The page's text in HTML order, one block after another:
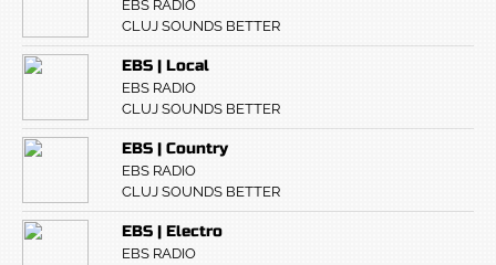
EBS RADIO
CLUJ SOUNDS BETTER
EBS | Local
EBS RADIO
CLUJ SOUNDS BETTER
EBS | Country
EBS RADIO
CLUJ SOUNDS BETTER
EBS | Electro
EBS RADIO